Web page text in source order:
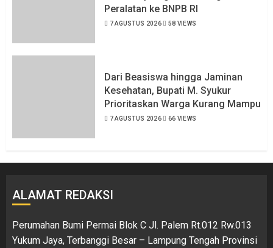
Peralatan ke BNPB RI
7 AGUSTUS 2026 58 VIEWS
Dari Beasiswa hingga Jaminan
Kesehatan, Bupati M. Syukur
Prioritaskan Warga Kurang Mampu
7 AGUSTUS 2026 66 VIEWS
ALAMAT REDAKSI
Perumahan Bumi Permai Blok C Jl. Palem Rt.012 Rw.013
Yukum Jaya, Terbanggi Besar – Lampung Tengah Provinsi